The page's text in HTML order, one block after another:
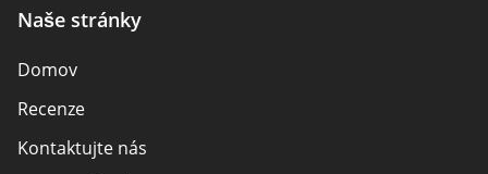
Naše stránky
Domov
Recenze
Kontaktujte nás